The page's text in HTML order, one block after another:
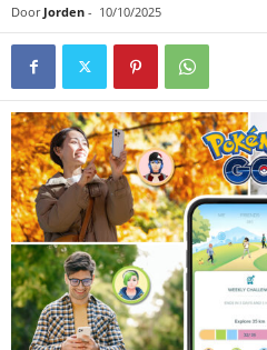
Door Jorden - 10/10/2025